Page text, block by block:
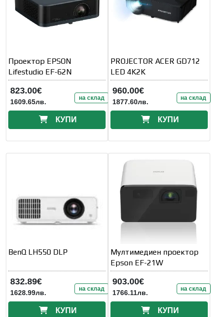
Проектор EPSON
Lifestudio EF-62N
823.00€
1609.65лв. на склад
КУПИ
PROJECTOR ACER GD712
LED 4K2K
960.00€
1877.60лв. на склад
КУПИ
BenQ LH550 DLP
832.89€
1628.99лв. на склад
КУПИ
Мултимедиен проектор
Epson EF-21W
903.00€
1766.11лв. на склад
КУПИ